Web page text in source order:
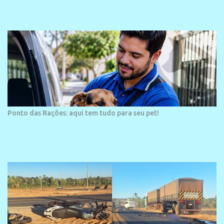
Ponto das Rações: aqui tem tudo para seu pet!